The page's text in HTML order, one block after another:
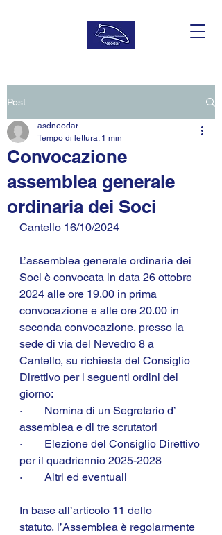
Post
Convocazione
assemblea generale
ordinaria dei Soci
asdneodar
Tempo di lettura: 1 min
Cantello 16/10/2024
L’assemblea generale ordinaria dei
Soci è convocata in data 26 ottobre
2024 alle ore 19.00 in prima
convocazione e alle ore 20.00 in
seconda convocazione, presso la
sede di via del Nevedro 8 a
Cantello, su richiesta del Consiglio
Direttivo per i seguenti ordini del
giorno:
·        Nomina di un Segretario d’
assemblea e di tre scrutatori
·        Elezione del Consiglio Direttivo
per il quadriennio 2025-2028
·        Altri ed eventuali
In base all’articolo 11 dello
statuto, l’Assemblea è regolarmente